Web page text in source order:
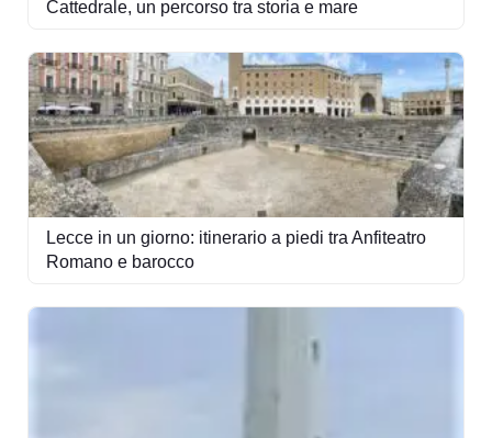
Cattedrale, un percorso tra storia e mare
Lecce in un giorno: itinerario a piedi tra Anfiteatro
Romano e barocco